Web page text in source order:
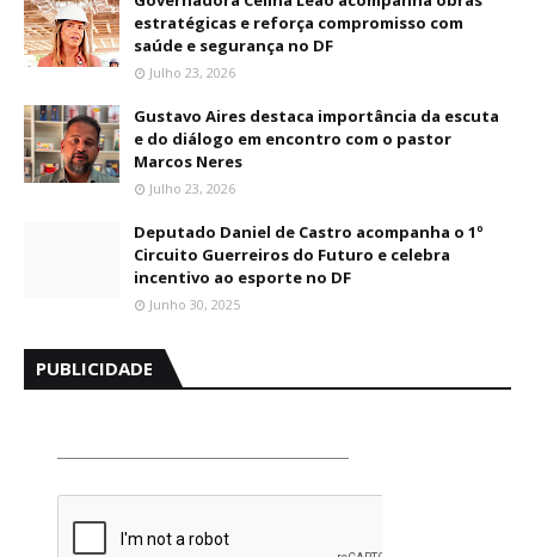
estratégicas e reforça compromisso com
saúde e segurança no DF
Julho 23, 2026
Gustavo Aires destaca importância da escuta
e do diálogo em encontro com o pastor
Marcos Neres
Julho 23, 2026
Deputado Daniel de Castro acompanha o 1º
Circuito Guerreiros do Futuro e celebra
incentivo ao esporte no DF
Junho 30, 2025
PUBLICIDADE